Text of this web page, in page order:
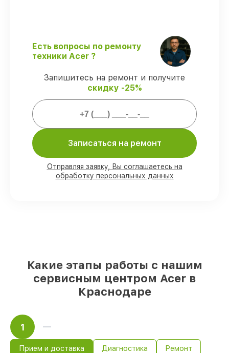
подтверждает их уровень мастерства.
Точное соблюдение сроков
–
гарантируем завершение работ без
задержек.
Гарантийное обслуживание
обслуживаем электросамокатов всегда
со строгим соблюдением гарантийных
обязательств.
Мы гарантируем:
80%работ с возможностью
работ в течение пары часов, при
немедленном начале работ
Есть вопросы по ремонту
техники Acer ?
Запишитесь на ремонт и получите
скидку -25%
Записаться на ремонт
Отправляя заявку, Вы соглашаетесь на
обработку персональных данных
Какие этапы работы с нашим
сервисным центром Acer в
Краснодаре
1
Прием и доставка Диагностика Ремонт